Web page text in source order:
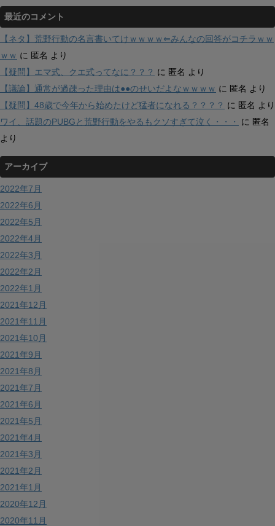
最近のコメント
【ネタ】荒野行動の名言書いてけｗｗｗｗ⇐みんなの回答がコチラｗｗ
ｗｗ に 匿名 より
【疑問】エマ式、クエ式ってなに？？？ に 匿名 より
【議論】通常が過疎った理由は●●のせいだよなｗｗｗｗ に 匿名 より
【疑問】48歳で今年から始めたけど猛者になれる？？？？ に 匿名 より
ワイ、話題のPUBGと荒野行動をやるもクソすぎて泣く・・・
に 匿名
より
アーカイブ
2022年7月
2022年6月
2022年5月
2022年4月
2022年3月
2022年2月
2022年1月
2021年12月
2021年11月
2021年10月
2021年9月
2021年8月
2021年7月
2021年6月
2021年5月
2021年4月
2021年3月
2021年2月
2021年1月
2020年12月
2020年11月